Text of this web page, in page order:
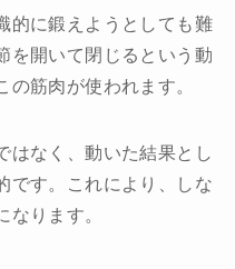
的に鍛えようとしても難
を開いて閉じるという動
筋肉が使われます。
はなく、動いた結果とし
です。これにより、しな
ります。